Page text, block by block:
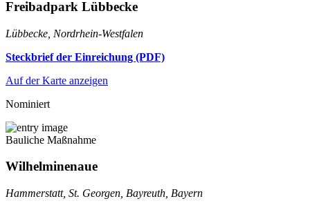
Freibadpark Lübbecke
Lübbecke, Nordrhein-Westfalen
Steckbrief der Einreichung (PDF)
Auf der Karte anzeigen
Nominiert
Bauliche Maßnahme
Wilhelminenaue
Hammerstatt, St. Georgen, Bayreuth, Bayern